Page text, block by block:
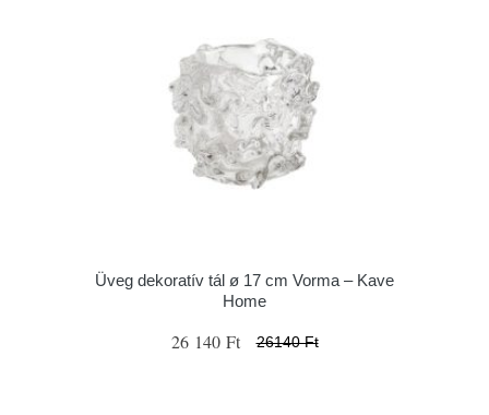
Üveg dekoratív tál ø 17 cm Vorma – Kave
Home
26 140 Ft 26140 Ft